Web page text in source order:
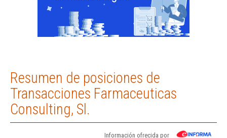
Resumen de posiciones de
Transacciones Farmaceuticas
Consulting, Sl.
Información ofrecida por